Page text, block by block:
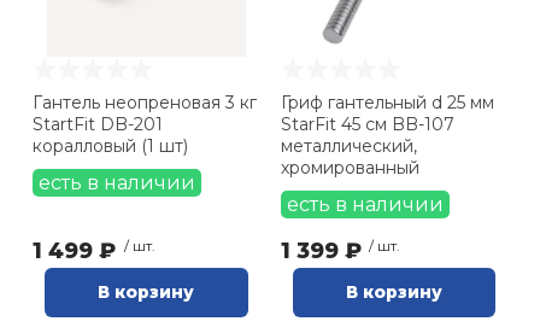
Гантель неопреновая 3 кг
StartFit DB-201
коралловый (1 шт)
есть в наличии
1 499 ₽ / шт.
В корзину
Гриф гантельный d 25 мм
StarFit 45 см BB-107
металлический,
хромированный
есть в наличии
1 399 ₽ / шт.
В корзину